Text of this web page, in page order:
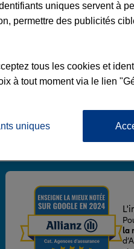
la
uniques servent à
permettre des publicités
tous les cookies et
à tout moment via le lien
uniques